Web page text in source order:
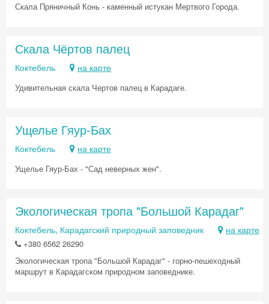
Скала Пряничный Конь - каменный истукан Мертвого Города.
Скала Чёртов палец
Коктебель на карте
Удивительная скала Чертов палец в Карадаге.
Ущелье Гяур-Бах
Коктебель на карте
Ущелье Гяур-Бах - "Сад неверных жен".
Экологическая тропа "Большой Карадаг"
Коктебель, Карадагский природный заповедник на карте
+380 6562 26290
Экологическая тропа "Большой Карадаг" - горно-пешеходный
маршрут в Карадагском природном заповеднике.